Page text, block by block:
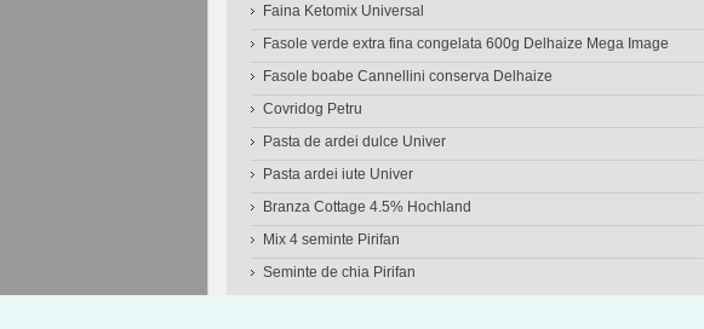
Faina Ketomix Universal
Fasole verde extra fina congelata 600g Delhaize Mega Image
Fasole boabe Cannellini conserva Delhaize
Covridog Petru
Pasta de ardei dulce Univer
Pasta ardei iute Univer
Branza Cottage 4.5% Hochland
Mix 4 seminte Pirifan
Seminte de chia Pirifan